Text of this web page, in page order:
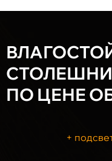
ПО ЦЕНЕ
+